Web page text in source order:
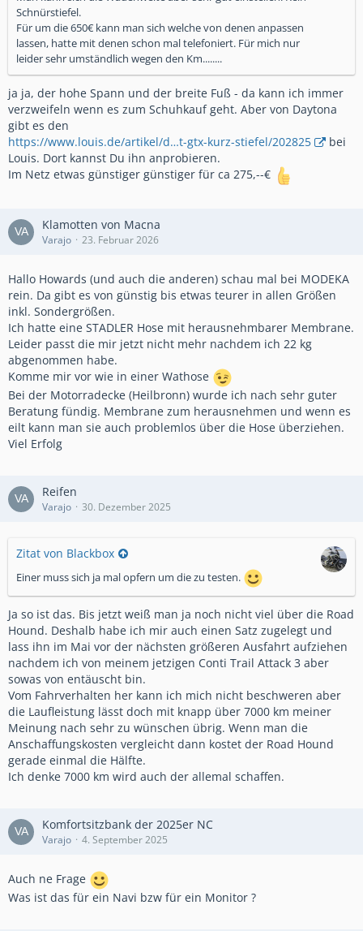
Schnürstiefel.
Für um die 650€ kann man sich welche von denen anpassen
lassen, hatte mit denen schon mal telefoniert. Für mich nur
leider sehr umständlich wegen den Km........
ja ja, der hohe Spann und der breite Fuß - da kann ich immer
verzweifeln wenn es zum Schuhkauf geht. Aber von Daytona
gibt es den
https://www.louis.de/artikel/d…t-gtx-kurz-stiefel/202825
bei
Louis. Dort kannst Du ihn anprobieren.
Im Netz etwas günstiger günstiger für ca 275,--€
Klamotten von Macna
Varajo 23. Februar 2026
Hallo Howards (und auch die anderen) schau mal bei MODEKA
rein. Da gibt es von günstig bis etwas teurer in allen Größen
inkl. Sondergrößen.
Ich hatte eine STADLER Hose mit herausnehmbarer Membrane.
Leider passt die mir jetzt nicht mehr nachdem ich 22 kg
abgenommen habe.
Komme mir vor wie in einer Wathose
Bei der Motorradecke (Heilbronn) wurde ich nach sehr guter
Beratung fündig. Membrane zum herausnehmen und wenn es
eilt kann man sie auch problemlos über die Hose überziehen.
Viel Erfolg
Reifen
Varajo 30. Dezember 2025
Zitat von Blackbox
Einer muss sich ja mal opfern um die zu testen.
Ja so ist das. Bis jetzt weiß man ja noch nicht viel über die Road
Hound. Deshalb habe ich mir auch einen Satz zugelegt und
lass ihn im Mai vor der nächsten größeren Ausfahrt aufziehen
nachdem ich von meinem jetzigen Conti Trail Attack 3 aber
sowas von entäuscht bin.
Vom Fahrverhalten her kann ich mich nicht beschweren aber
die Laufleistung lässt doch mit knapp über 7000 km meiner
Meinung nach sehr zu wünschen übrig. Wenn man die
Anschaffungskosten vergleicht dann kostet der Road Hound
gerade einmal die Hälfte.
Ich denke 7000 km wird auch der allemal schaffen.
Komfortsitzbank der 2025er NC
Varajo 4. September 2025
Auch ne Frage
Was ist das für ein Navi bzw für ein Monitor ?